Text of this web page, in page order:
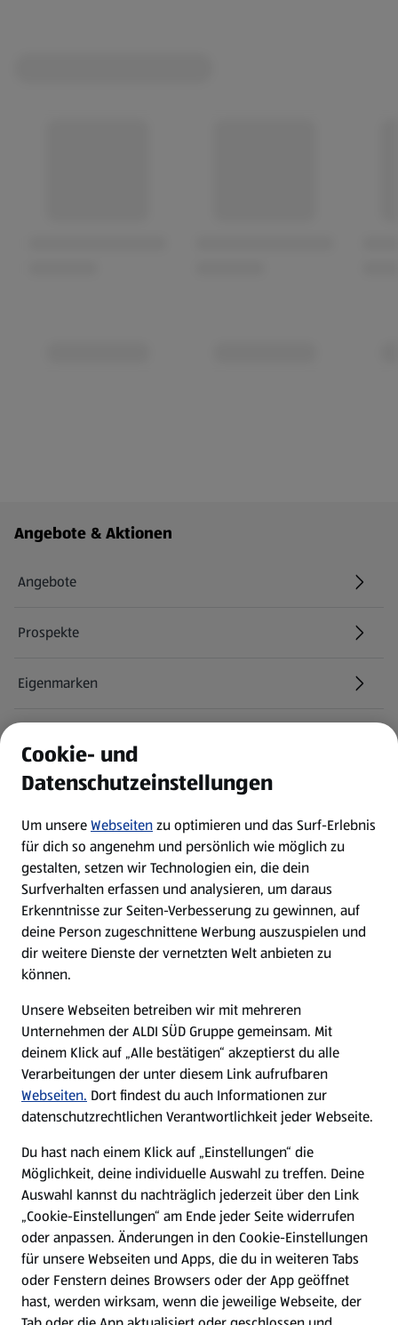
Fußzeilenmenü - weitere Links
Angebote & Aktionen
Angebote
Prospekte
Eigenmarken
Newsletter
WhatsApp
Über ALDI SÜD
Filialen
Nachhaltigkeit
Karriere
Presse
Hilfe & Kontakt
(öffnet in einem neuen Tab)
Unternehmen
Folge uns hier:
Cookie- und
Datenschutzeinstellungen
Um unsereWebseitenzu optimieren und das Surf-Erlebnis
für dich so angenehm und persönlich wie möglich zu
gestalten, setzen wir Technologien ein, die dein
Surfverhalten erfassen und analysieren, um daraus
Erkenntnisse zur Seiten-Verbesserung zu gewinnen, auf
deine Person zugeschnittene Werbung auszuspielen und
dir weitere Dienste der vernetzten Welt anbieten zu
können.
Unsere Webseiten betreiben wir mit mehreren
Unternehmen der ALDI SÜD Gruppe gemeinsam. Mit
deinem Klick auf „Alle bestätigen“ akzeptierst du alle
Verarbeitungen der unter diesem Link aufrufbaren
Webseiten. Dort findest du auch Informationen zur
datenschutzrechtlichen Verantwortlichkeit jeder Webseite.
Du hast nach einem Klick auf „Einstellungen“ die
Möglichkeit, deine individuelle Auswahl zu treffen. Deine
Auswahl kannst du nachträglich jederzeit über den Link
„Cookie-Einstellungen“ am Ende jeder Seite widerrufen
oder anpassen. Änderungen in den Cookie-Einstellungen
für unsere Webseiten und Apps, die du in weiteren Tabs
oder Fenstern deines Browsers oder der App geöffnet
hast, werden wirksam, wenn die jeweilige Webseite, der